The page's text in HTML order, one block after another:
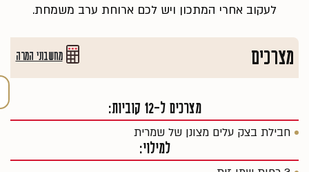
לעקוב אחרי המתכון ויש לכם ארוחת ערב משמחת.
מצרכים מחשבוני המרה
מצרכים ל-12 קוביות:
חבילת בצק עלים מצונן של שמרית
למילוי: